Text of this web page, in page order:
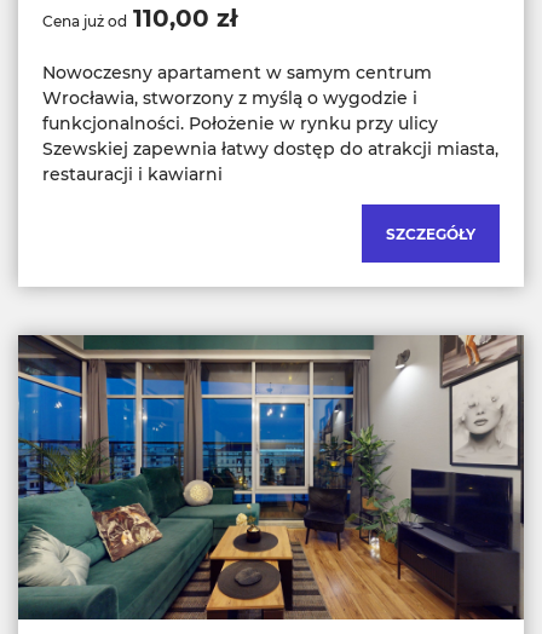
Cena już od 110,00 zł
Nowoczesny apartament w samym centrum
Wrocławia, stworzony z myślą o wygodzie i
funkcjonalności. Położenie w rynku przy ulicy
Szewskiej zapewnia łatwy dostęp do atrakcji miasta,
restauracji i kawiarni
SZCZEGÓŁY